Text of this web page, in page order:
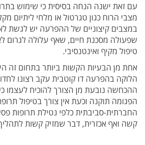
עם זאת ישנה הנחה בסיסית כי שימוש
מצבי הרוח כגון טגרטול או מלחי ליתיום
במצבים קיצוניים של ההפרעה יש לגשת
שפעולה מסכנת חיים, שאף עלולה לגרום
טיפול מקיף ואינטנסיבי.
אחת מן הבעיות הקשות ביותר בתחום זה
הלוקה בהפרעה דו קוטבית עקב רצונו
ההכחשה נובעת מן הצורך להוכיח לעצמו
הפגומה תוקנה וכעת אין צורך בטיפול
החברתית-סביבתית כלפי נטילת תרופות
קשה ואף אכזרית, דבר שמזיק קשות